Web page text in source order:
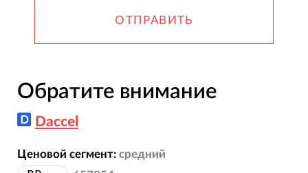
ОТПРАВИТЬ
Обратите внимание
Daccel
Ценовой сегмент: средний